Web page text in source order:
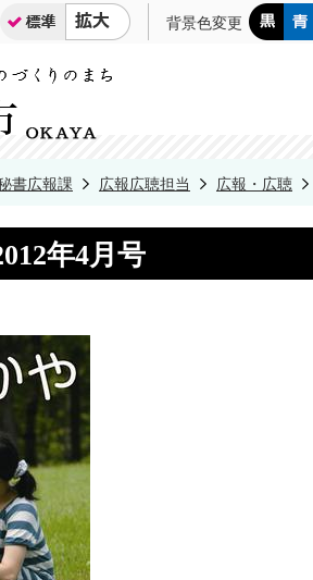
背景色変更
書広報課 広報広聴担当 広報・広聴
年4月号